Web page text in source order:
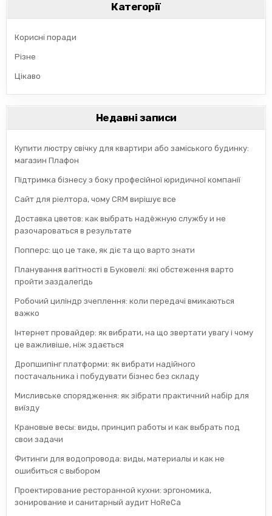
Категорії
Корисні поради
Різне
Цікаво
Недавні записи
Купити люстру свічку для квартири або заміського будинку:
магазин Плафон
Підтримка бізнесу з боку професійної юридичної компанії
Сайт для ріелтора, чому CRM вирішує все
Доставка цветов: как выбрать надёжную службу и не
разочароваться в результате
Попперс: що це таке, як діє та що варто знати
Планування вагітності в Буковелі: які обстеження варто
пройти заздалегідь
Робочий циліндр зчеплення: коли передачі вмикаються
важко
Інтернет провайдер: як вибрати, на що звертати увагу і чому
це важливіше, ніж здається
Дропшипінг платформи: як вибрати надійного
постачальника і побудувати бізнес без складу
Мисливське спорядження: як зібрати практичний набір для
виїзду
Крановые весы: виды, принцип работы и как выбрать под
свои задачи
Фитинги для водопровода: виды, материалы и как не
ошибиться с выбором
Проектирование ресторанной кухни: эргономика,
зонирование и санитарный аудит HoReCa